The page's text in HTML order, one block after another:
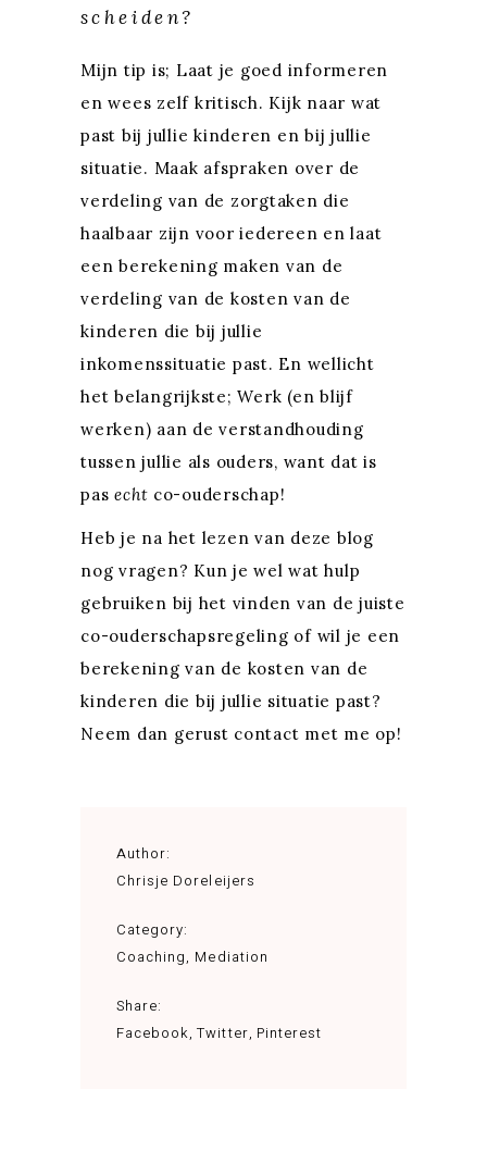
scheiden?
Mijn tip is; Laat je goed informeren
en wees zelf kritisch. Kijk naar wat
past bij jullie kinderen en bij jullie
situatie. Maak afspraken over de
verdeling van de zorgtaken die
haalbaar zijn voor iedereen en laat
een berekening maken van de
verdeling van de kosten van de
kinderen die bij jullie
inkomenssituatie past. En wellicht
het belangrijkste; Werk (en blijf
werken) aan de verstandhouding
tussen jullie als ouders, want dat is
pas echt co-ouderschap!
Heb je na het lezen van deze blog
nog vragen? Kun je wel wat hulp
gebruiken bij het vinden van de juiste
co-ouderschapsregeling of wil je een
berekening van de kosten van de
kinderen die bij jullie situatie past?
Neem dan gerust contact met me op!
Author:
Chrisje Doreleijers
Category:
Coaching, Mediation
Share:
Facebook Twitter Pinterest